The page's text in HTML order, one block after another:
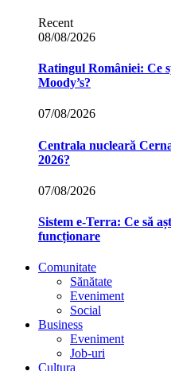
Recent
08/08/2026
Ratingul României: Ce
Moody’s?
07/08/2026
Centrala nucleară
2026?
07/08/2026
Sistem e-Terra: Ce să
funcționare
Comunitate
Sănătate
Eveniment
Social
Business
Eveniment
Job-uri
Cultura